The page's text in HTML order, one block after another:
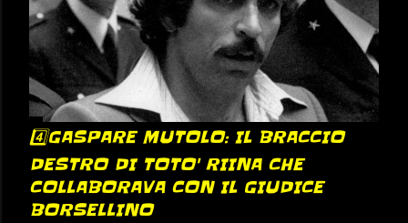
4️⃣GASPARE MUTOLO: IL BRACCIO
DESTRO DI TOTO' RIINA CHE
COLLABORAVA CON IL GIUDICE
BORSELLINO